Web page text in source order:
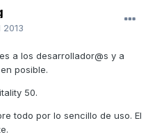
a los desarrollador@s y a
posible.
50.
todo por lo sencillo de uso. El